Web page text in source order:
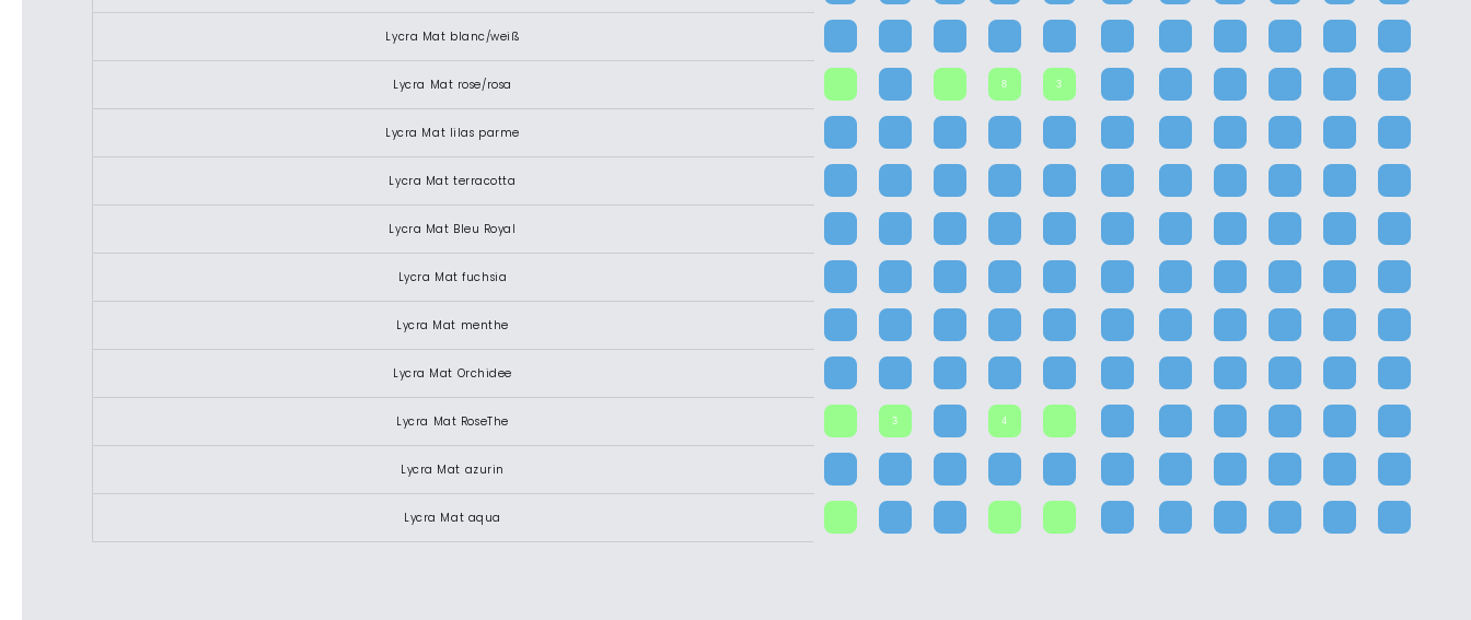
Lycra Mat blanc/weiß
Lycra Mat rose/rosa 8 3
Lycra Mat lilas parme
Lycra Mat terracotta
Lycra Mat Bleu Royal
Lycra Mat fuchsia
Lycra Mat menthe
Lycra Mat Orchidee
Lycra Mat RoseThe 3 4
Lycra Mat azurin
Lycra Mat aqua